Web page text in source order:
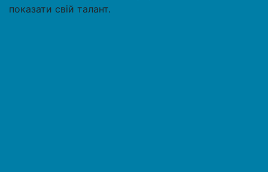
показати свій талант.